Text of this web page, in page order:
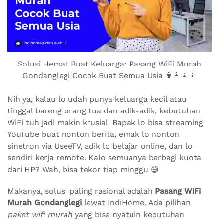
Solusi Hemat Buat Keluarga: Pasang WiFi Murah
Gondanglegi Cocok Buat Semua Usia 👨‍👩‍👧‍👦
Nih ya, kalau lo udah punya keluarga kecil atau
tinggal bareng orang tua dan adik-adik, kebutuhan
WiFi tuh jadi makin krusial. Bapak lo bisa streaming
YouTube buat nonton berita, emak lo nonton
sinetron via UseeTV, adik lo belajar online, dan lo
sendiri kerja remote. Kalo semuanya berbagi kuota
dari HP? Wah, bisa tekor tiap minggu 😅
Makanya, solusi paling rasional adalah Pasang WiFi
Murah Gondanglegi lewat IndiHome. Ada pilihan
paket wifi murah yang bisa nyatuin kebutuhan